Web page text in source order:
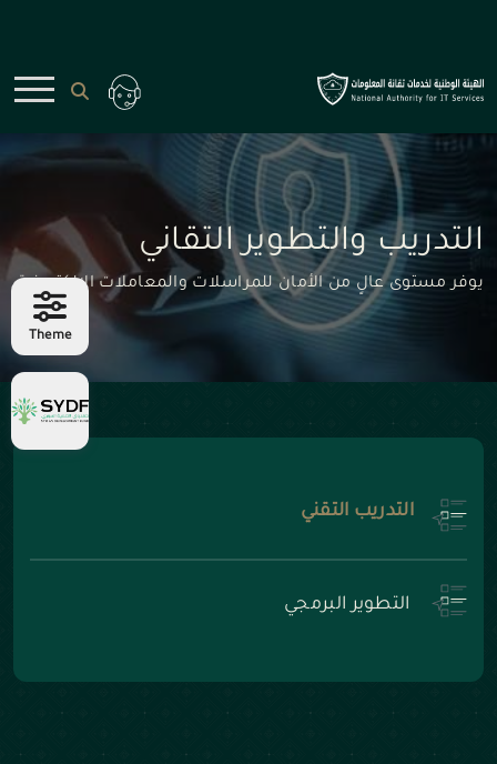
Theme
التدريب والتطوير التقاني
يوفر مستوى عالٍ من الأمان للمراسلات والمعاملات الإلكترونية
التدريب التقني
التطوير البرمجي